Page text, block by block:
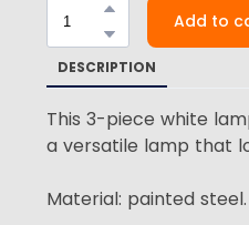
Add to
DESCRIPTION
This 3-piece white
a versatile lamp that
Material: painted steel.